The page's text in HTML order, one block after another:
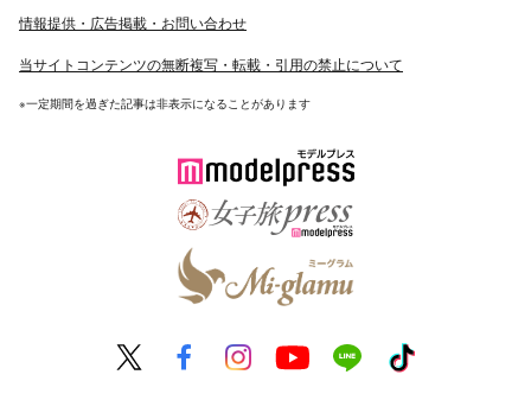
情報提供・広告掲載・お問い合わせ
当サイトコンテンツの無断複写・転載・引用の禁止について
※一定期間を過ぎた記事は非表示になることがあります